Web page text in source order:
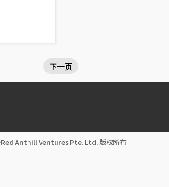
下一页
Red Anthill Ventures Pte. Ltd. 版权所有